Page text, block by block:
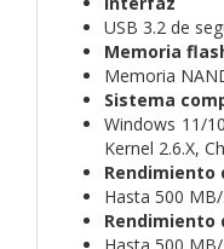
USB 3.2 de
Memoria
Memoria
Sistema
Windows 11/
Kernel 2.6.X,
Rendimiento
Hasta 500
Rendimiento
Hasta 500